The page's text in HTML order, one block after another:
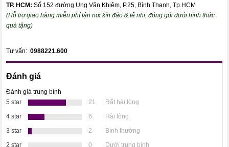
TP. HCM: Số 152 đường Ung Văn Khiêm, P.25, Bình Thạnh, Tp.HCM
(Hỗ trợ giao hàng miễn phí tận nơi kín đáo & tế nhị, đóng gói dưới hình thức
quà tặng)
Tư vấn:0988221.600
Đánh giá
Đánh giá trung bình
5 star
21
Rất hài lòng
4 star
6
Hài lòng
3 star
2
Bình thường
2 star
0
Dưới trung bình